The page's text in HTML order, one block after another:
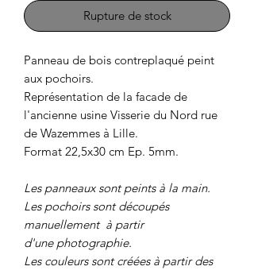
Rupture de stock
Panneau de bois contreplaqué peint
aux pochoirs.
Représentation de la facade de
l'ancienne usine Visserie du Nord rue
de Wazemmes à Lille.
Format 22,5x30 cm Ep. 5mm.
Les panneaux sont peints à la main.
Les pochoirs sont découpés
manuellement à partir
d'une photographie.
Les couleurs sont créées à partir des